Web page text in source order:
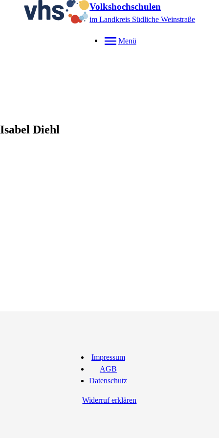
Volkshochschulen
im Landkreis Südliche Weinstraße
Menü
Isabel Diehl
Impressum
AGB
Datenschutz
Widerruf erklären